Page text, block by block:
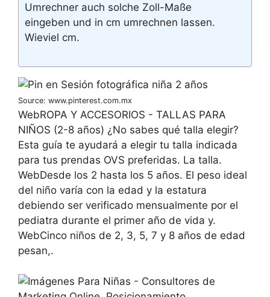
Umrechner auch solche Zoll-Maße
eingeben und in cm umrechnen lassen.
Wieviel cm.
Source: www.pinterest.com.mx
WebROPA Y ACCESORIOS - TALLAS PARA
NIÑOS (2-8 años) ¿No sabes qué talla elegir?
Esta guía te ayudará a elegir tu talla indicada
para tus prendas OVS preferidas. La talla.
WebDesde los 2 hasta los 5 años. El peso ideal
del niño varía con la edad y la estatura
debiendo ser verificado mensualmente por el
pediatra durante el primer año de vida y.
WebCinco niños de 2, 3, 5, 7 y 8 años de edad
pesan,.